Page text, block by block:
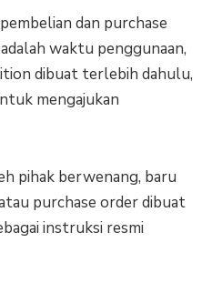
dan purchase
waktu penggunaan,
dibuat terlebih dahulu,
mengajukan
pihak berwenang, baru
purchase order dibuat
instruksi resmi